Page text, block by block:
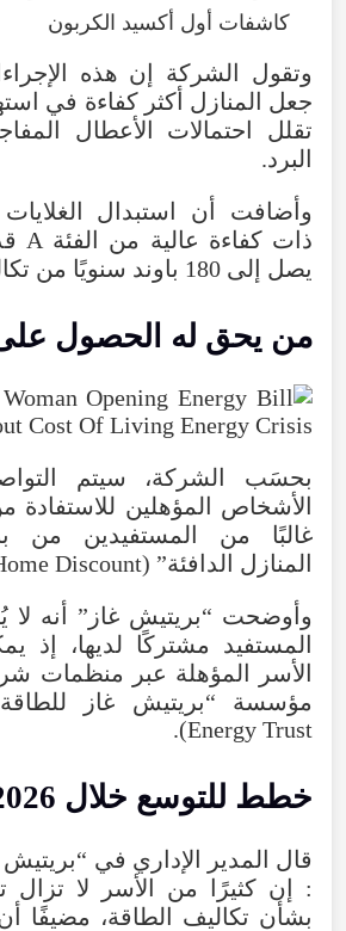
كاشفات أول أكسيد الكربون
وتقول الشركة إن هذه
جعل المنازل أكثر كفاءة في
تقلل
احتمالات الأعطال
البرد.
وأضافت
أن استبدال الغلايات
ذات كفاءة عالية من الفئة A
يصل إلى باوند سنويًا من
من يحق له الحصول
بحسَب الشركة، سيتم
الأشخاص
المؤهلين للاستفادة
غالبًا
من المستفيدين من
المنازل الدافئة” (
Discount
وأوضحت “بريتيش غاز ” أنه لا
المستفيد
مشتركًا لديها، إذ
الأسر
المؤهلة عبر منظمات
مؤسسة “بريتيش غاز للطاقة
Energy Trust
).
خطط للتوسع خلال
قال المدير الإداري في “بريتيش
:
إن كثيرًا من الأسر لا تزال
بشأن تكاليف الطاقة، مضيفًا